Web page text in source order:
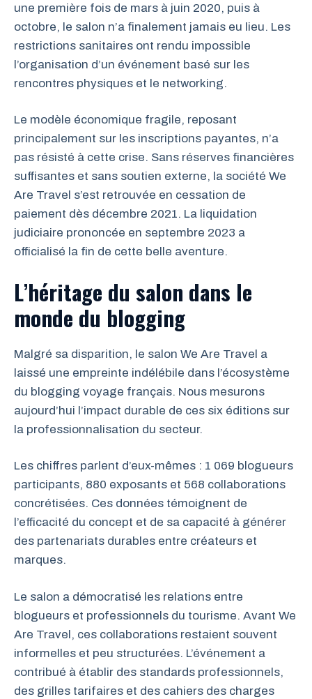
une première fois de mars à juin 2020, puis à
octobre, le salon n’a finalement jamais eu lieu. Les
restrictions sanitaires ont rendu impossible
l’organisation d’un événement basé sur les
rencontres physiques et le networking.
Le modèle économique fragile, reposant
principalement sur les inscriptions payantes, n’a
pas résisté à cette crise. Sans réserves financières
suffisantes et sans soutien externe, la société We
Are Travel s’est retrouvée en cessation de
paiement dès décembre 2021. La liquidation
judiciaire prononcée en septembre 2023 a
officialisé la fin de cette belle aventure.
L’héritage du salon dans le
monde du blogging
Malgré sa disparition, le salon We Are Travel a
laissé une empreinte indélébile dans l’écosystème
du blogging voyage français. Nous mesurons
aujourd’hui l’impact durable de ces six éditions sur
la professionnalisation du secteur.
Les chiffres parlent d’eux-mêmes : 1 069 blogueurs
participants, 880 exposants et 568 collaborations
concrétisées. Ces données témoignent de
l’efficacité du concept et de sa capacité à générer
des partenariats durables entre créateurs et
marques.
Le salon a démocratisé les relations entre
blogueurs et professionnels du tourisme. Avant We
Are Travel, ces collaborations restaient souvent
informelles et peu structurées. L’événement a
contribué à établir des standards professionnels,
des grilles tarifaires et des cahiers des charges